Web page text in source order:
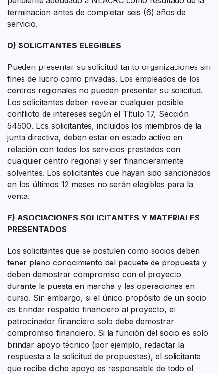
terminación antes de completar seis (6) años de
servicio.
D) SOLICITANTES ELEGIBLES
Pueden presentar su solicitud tanto organizaciones sin
fines de lucro como privadas. Los empleados de los
centros regionales no pueden presentar su solicitud.
Los solicitantes deben revelar cualquier posible
conflicto de intereses según el Título 17, Sección
54500. Los solicitantes, incluidos los miembros de la
junta directiva, deben estar en estado activo en
relación con todos los servicios prestados con
cualquier centro regional y ser financieramente
solventes. Los solicitantes que hayan sido sancionados
en los últimos 12 meses no serán elegibles para la
venta.
E) ASOCIACIONES SOLICITANTES Y MATERIALES
PRESENTADOS
Los solicitantes que se postulen como socios deben
tener pleno conocimiento del paquete de propuesta y
deben demostrar compromiso con el proyecto
durante la puesta en marcha y las operaciones en
curso. Sin embargo, si el único propósito de un socio
es brindar respaldo financiero al proyecto, el
patrocinador financiero solo debe demostrar
compromiso financiero. Si la función del socio es solo
brindar apoyo técnico (por ejemplo, redactar la
respuesta a la solicitud de propuestas), el solicitante
que recibe dicho apoyo es responsable de todo el